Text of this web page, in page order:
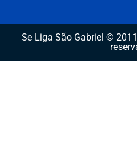
Se Liga São Gabriel ©